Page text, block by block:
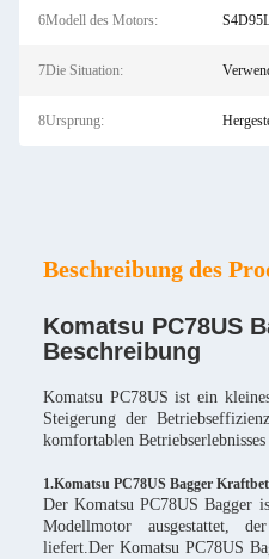
6Modell des Motors:
7Die Situation:
8Ursprung:
Beschreibung des
Komatsu PC78US
Beschreibung
Komatsu PC78US ist ein
Steigerung der
komfortablen
1.Komatsu PC78US Bagger
Der Komatsu PC78US Bagger
Modellmotor ausgestattet,
liefert.Der Komatsu PC78US